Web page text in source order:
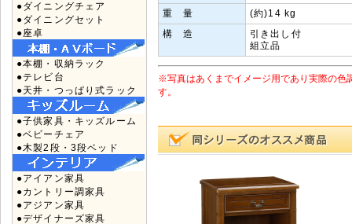
●ダイニングチェア
●ダイニングセット
●座卓
●本棚・収納ラック
●テレビ台
●天井・つっぱり式ラック
●子供家具・キッズルーム
●ベビーチェア
●木製2段・3段ベッド
●アイアン家具
●カントリー調家具
●アジアン家具
●デザイナーズ家具
重 量
(約)14 kg
構 造
引き出し付
組立品
※写真はあくまでイメージ用であり実際の色
す。